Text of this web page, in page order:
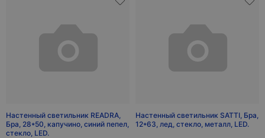
Настенный светильник READRA,
Бра, 28*50, капучино, синий пепел,
стекло, LED.
Настенный светильник SATTI, Бра,
12*63, лед, стекло, металл, LED.